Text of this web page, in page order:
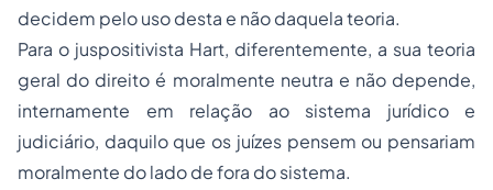
decidem pelo uso desta e não daquela teoria.
Para o juspositivista Hart, diferentemente, a sua teoria
geral do direito é moralmente neutra e não depende,
internamente em relação ao sistema jurídico e
judiciário, daquilo que os juízes pensem ou pensariam
moralmente do lado de fora do sistema.